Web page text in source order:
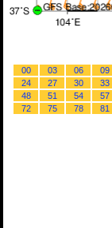
00 03 06 09
24
27 30 33
48
51 54 57
72
75 78 81